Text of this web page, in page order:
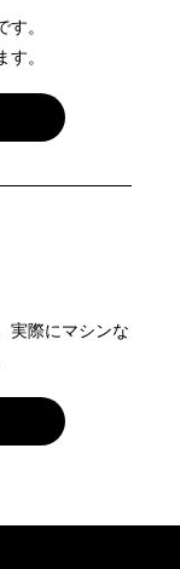
。
。
実際にマシンな